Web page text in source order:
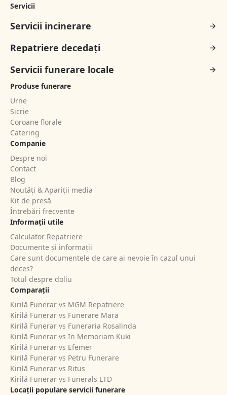
Servicii
Servicii incinerare
Repatriere decedați
Servicii funerare locale
Produse funerare
Urne
Sicrie
Coroane florale
Catering
Companie
Despre noi
Contact
Blog
Noutăți & Apariții media
Kit de presă
Întrebări frecvente
Informații utile
Calculator Repatriere
Documente și informații
Care sunt documentele de care ai nevoie în cazul unui
deces?
Totul despre doliu
Comparații
Kirilă Funerar vs MGM Repatriere
Kirilă Funerar vs Funerare Mara
Kirilă Funerar vs Funeraria Rosalinda
Kirilă Funerar vs In Memoriam Kuki
Kirilă Funerar vs Efemer
Kirilă Funerar vs Petru Funerare
Kirilă Funerar vs Ritus
Kirilă Funerar vs Funerals LTD
Locații populare servicii funerare